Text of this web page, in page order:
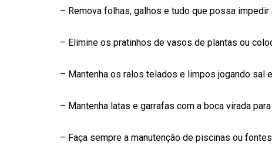
– Remova folhas, galhos e tudo que possa impedir
– Elimine os pratinhos de vasos de plantas ou
– Mantenha os ralos telados e limpos jogando sal
– Mantenha latas e garrafas com a boca virada
– Faça sempre a manutenção de piscinas ou